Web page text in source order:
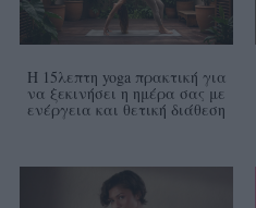
Η 15λεπτη yoga πρακτική για
να ξεκινήσει η ημέρα σας με
ενέργεια και θετική διάθεση